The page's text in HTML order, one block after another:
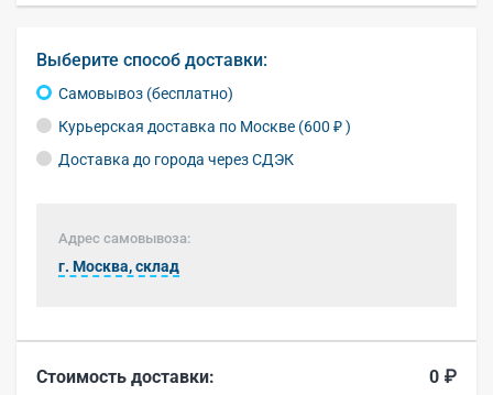
Выберите способ доставки:
Самовывоз (бесплатно)
Курьерская доставка по Москве (600 ₽ )
Доставка до города через СДЭК
Адрес самовывоза:
г. Москва, склад
Стоимость доставки: 0 ₽